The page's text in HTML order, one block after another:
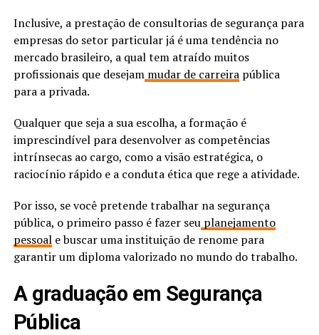
Inclusive, a prestação de consultorias de segurança para
empresas do setor particular já é uma tendência no
mercado brasileiro, a qual tem atraído muitos
profissionais que desejam mudar de carreirapública
para a privada.
Qualquer que seja a sua escolha, a formação é
imprescindível para desenvolver as competências
intrínsecas ao cargo, como a visão estratégica, o
raciocínio rápido e a conduta ética que rege a atividade.
Por isso, se você pretende trabalhar na segurança
pública, o primeiro passo é fazer seu planejamento
pessoale buscar uma instituição de renome para
garantir um diploma valorizado no mundo do trabalho.
A graduação em Segurança
Pública